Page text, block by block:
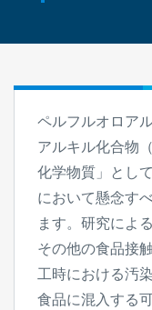
ペルフルオロア
アルキル化合物
化学物質」とし
において懸念す
ます。研究によ
その他の食品接
工時における汚
食品に混入する